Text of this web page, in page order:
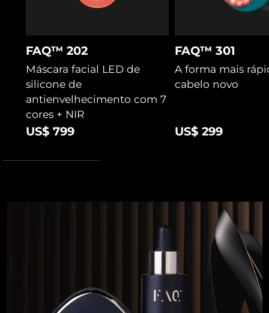
FAQ™ 202
Máscara facial LED de
silicone de
antienvelhecimento com 7
cores + NIR
US$ 799
FAQ™ 301
A forma mais
cabelo novo
US$ 299